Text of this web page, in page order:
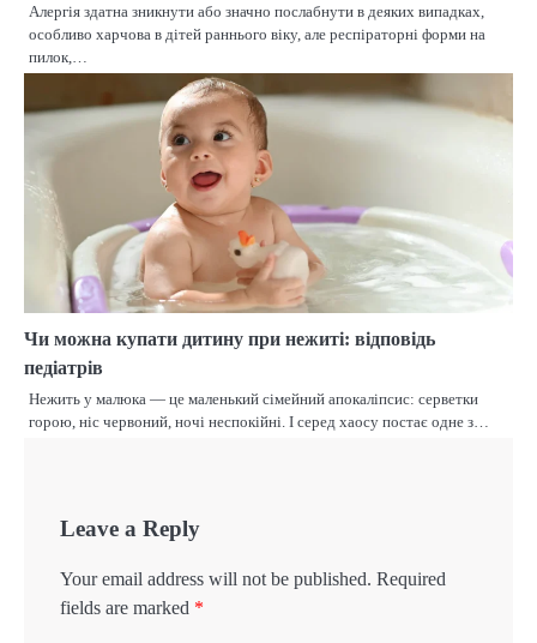
Алергія здатна зникнути або значно послабнути в деяких випадках,
особливо харчова в дітей раннього віку, але респіраторні форми на
пилок,…
Чи можна купати дитину при нежиті: відповідь
педіатрів
Нежить у малюка — це маленький сімейний апокаліпсис: серветки
горою, ніс червоний, ночі неспокійні. І серед хаосу постає одне з…
Leave a Reply
Your email address will not be published. Required
fields are marked *